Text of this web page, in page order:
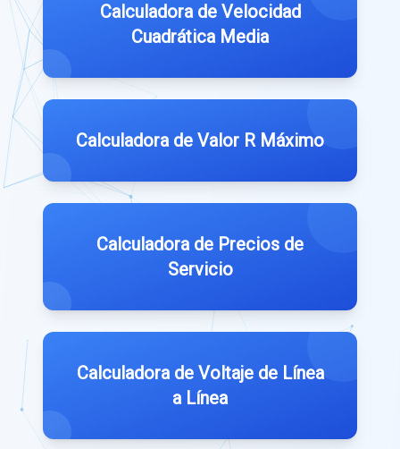
Calculadora de Velocidad
Cuadrática Media
Calculadora de Valor R Máximo
Calculadora de Precios de
Servicio
Calculadora de Voltaje de Línea
a Línea